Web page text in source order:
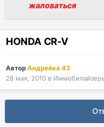
жаловаться
HONDA CR-V
АвторАндрейка 43
28 мая, 2010 в